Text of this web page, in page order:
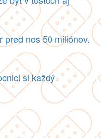
pred nos 50 miliónov.
si každý